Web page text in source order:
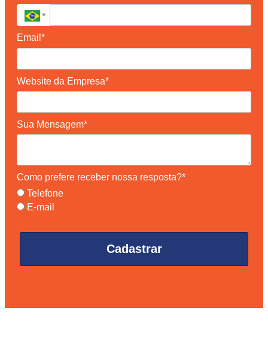
Email*
Website da Empresa*
Sua Mensagem*
Como prefere receber nossa resposta?*
Telefone
E-mail
Cadastrar